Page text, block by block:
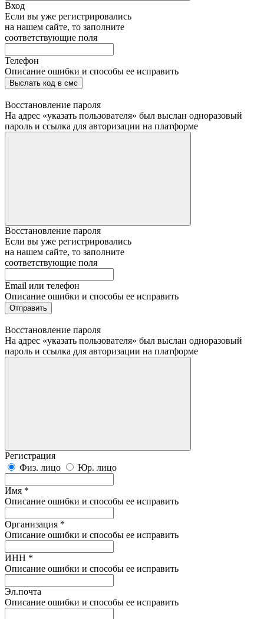
Вход
Если вы уже регистрировались
на нашем сайте, то заполните
соответствующие поля
Телефон
Описание ошибки и способы ее исправить
Выслать код в смс
Восстановление пароля
На адрес «указать пользователя» был выслан одноразовый
пароль и ссылка для авторизации на платформе
Восстановление пароля
Если вы уже регистрировались
на нашем сайте, то заполните
соответствующие поля
Email или телефон
Описание ошибки и способы ее исправить
Отправить
Восстановление пароля
На адрес «указать пользователя» был выслан одноразовый
пароль и ссылка для авторизации на платформе
Регистрация
Физ. лицо
Юр. лицо
Имя *
Описание ошибки и способы ее исправить
Организация *
Описание ошибки и способы ее исправить
ИНН *
Описание ошибки и способы ее исправить
Эл.почта
Описание ошибки и способы ее исправить